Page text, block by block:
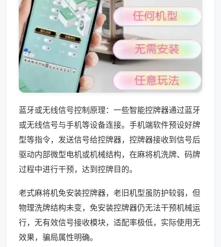
蓝牙或无线信号控制原理：一些智能控牌器通过蓝牙
或无线信号与手机等设备连接。手机端软件预设好牌
型等指令，发送信号给控牌器，控牌器接收到信号后
驱动内部微型电机或机械结构，在麻将机洗牌、码牌
过程中进行干预，达到控牌目的。
老式麻将机免安装控牌器，老旧机型虽防护较弱，但
物理洗牌结构未变，免安装控牌器仍无法干预机械运
行，无有效信号接收模块，适配率极低，实际使用无
效果，骗局属性明确。